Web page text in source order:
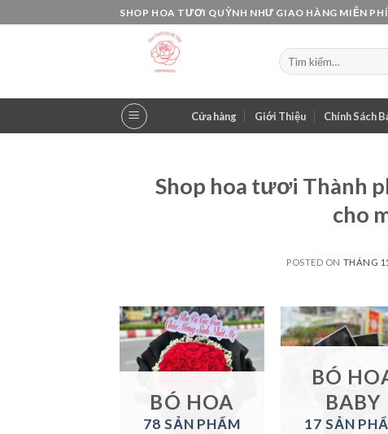
to
SHOP HOA TƯƠI QUỲNH NHƯ GIAO HÀNG MIỄN
Tìm
kiếm:
Cửa hàng Giới Thiệu Chính Sách
Shop hoa tươi Thành
cho
POSTED ON THÁNG
BÓ HOA
78 SẢN PHẨM
BÓ
BABY
17 SẢN